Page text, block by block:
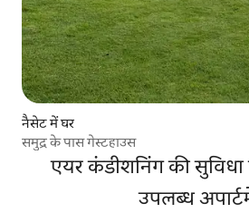
नैसेट में घर
समुद्र के पास गेस्टहाउस
एयर कंडीशनिंग की सुविधा
उपलब्ध